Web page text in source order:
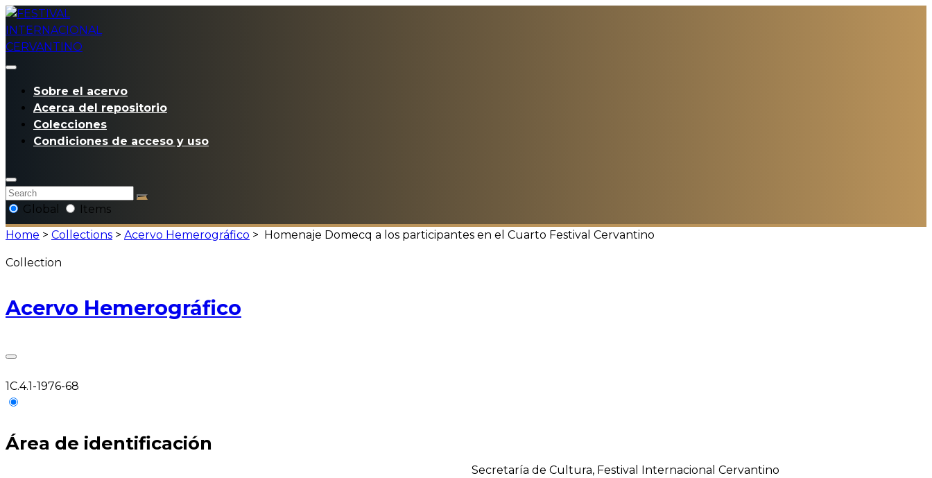
Sobre el acervo
Acerca del repositorio
Colecciones
Condiciones de acceso y uso
Global
Items
Home > Collections > Acervo Hemerográfico > Homenaje Domecq a los participantes en el Cuarto Festival Cervantino
Collection
Acervo Hemerográfico
1C.4.1-1976-68
Área de identificación
Secretaría de Cultura, Festival Internacional Cervantino